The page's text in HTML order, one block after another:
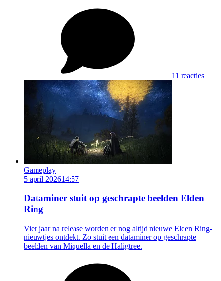
11 reacties
Gameplay
5 april 202614:57
Dataminer stuit op geschrapte beelden Elden
Ring
Vier jaar na release worden er nog altijd nieuwe Elden Ring-
nieuwtjes ontdekt. Zo stuit een dataminer op geschrapte
beelden van Miquella en de Haligtree.